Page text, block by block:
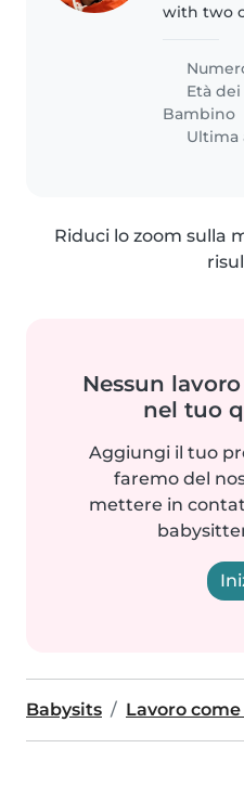
with two
Età
Bambino
Ultima
Riduci lo zoom sulla
Nessun
nel tuo
Aggiungi il tuo
faremo del
mettere in
Babysits Lavoro